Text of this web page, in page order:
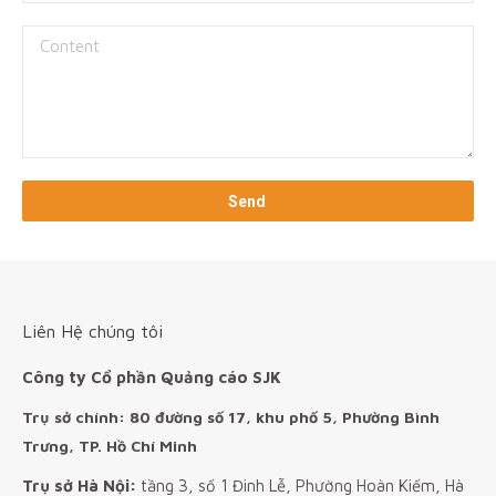
Liên Hệ chúng tôi
Công ty Cổ phần Quảng cáo SJK
Trụ sở chính: 80 đường số 17, khu phố 5, Phường Bình
Trưng, TP. Hồ Chí Minh
Trụ sở Hà Nội: tầng 3, số 1 Đinh Lễ, Phường Hoàn Kiếm, Hà